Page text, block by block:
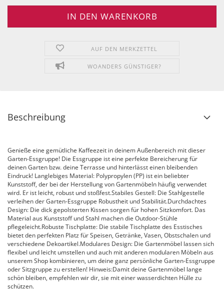
AUF DEN MERKZETTEL
WOANDERS GÜNSTIGER?
Beschreibung
Genieße eine gemütliche Kaffeezeit in deinem Außenbereich mit dieser
Garten-Essgruppe! Die Essgruppe ist eine perfekte Bereicherung für
deinen Garten bzw. deine Terrasse und hinterlässt einen bleibenden
Eindruck! Langlebiges Material: Polypropylen (PP) ist ein beliebter
Kunststoff, der bei der Herstellung von Gartenmöbeln häufig verwendet
wird. Er ist leicht, robust und stoßfest.Stabiles Gestell: Die Stahlgestelle
verleihen der Garten-Essgruppe Robustheit und Stabilität.Durchdachtes
Design: Die dick gepolsterten Kissen sorgen für hohen Sitzkomfort. Das
Material aus Kunststoff und Stahl machen die Outdoor-Stühle
pflegeleicht.Robuste Tischplatte: Die stabile Tischplatte des Esstisches
bietet den perfekten Platz für Speisen, Getränke, Vasen, Obstschalen und
verschiedene Dekoartikel.Modulares Design: Die Gartenmöbel lassen sich
flexibel und leicht umstellen und auch mit anderen modularen Möbeln aus
unserem Shop kombinieren, um deine ganz persönliche Garten-Essgruppe
oder Sitzgruppe zu erstellen! Hinweis:Damit deine Gartenmöbel lange
schön bleiben, empfehlen wir dir, sie mit einer wasserdichten Hülle zu
schützen.